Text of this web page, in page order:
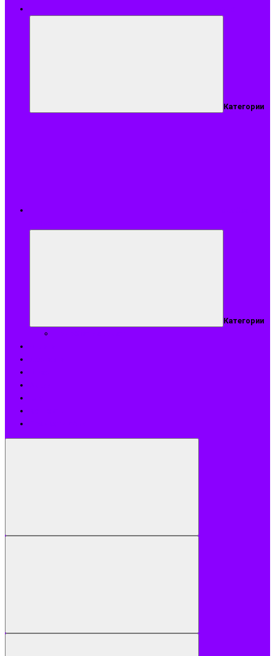
Категории
Категории